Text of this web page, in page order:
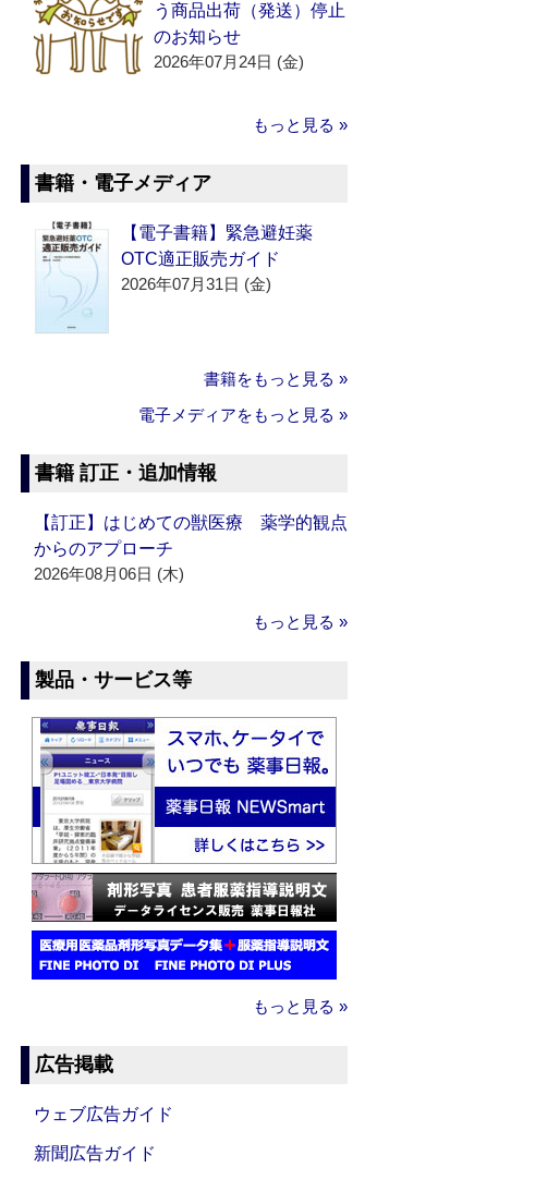
う商品出荷（発送）停止
のお知らせ
2026年07月24日 (金)
もっと見る »
書籍・電子メディア
【電子書籍】緊急避妊薬
OTC適正販売ガイド
2026年07月31日 (金)
書籍をもっと見る »
電子メディアをもっと見る »
書籍 訂正・追加情報
【訂正】はじめての獣医療 薬学的観点
からのアプローチ
2026年08月06日 (木)
もっと見る »
製品・サービス等
もっと見る »
広告掲載
ウェブ広告ガイド
新聞広告ガイド